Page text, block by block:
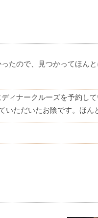
たので、見つかってほん
ィナークルーズを予約し
ただいたお陰です。ほん